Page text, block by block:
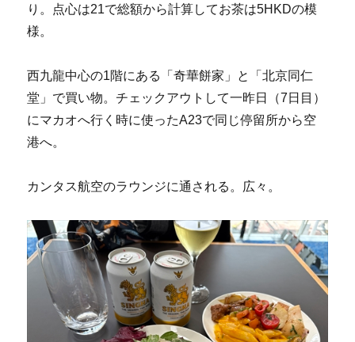
り。点心は21で総額から計算してお茶は5HKDの模
様。
西九龍中心の1階にある「奇華餅家」と「北京同仁
堂」で買い物。チェックアウトして一昨日（7日目）
にマカオへ行く時に使ったA23で同じ停留所から空
港へ。
カンタス航空のラウンジに通される。広々。